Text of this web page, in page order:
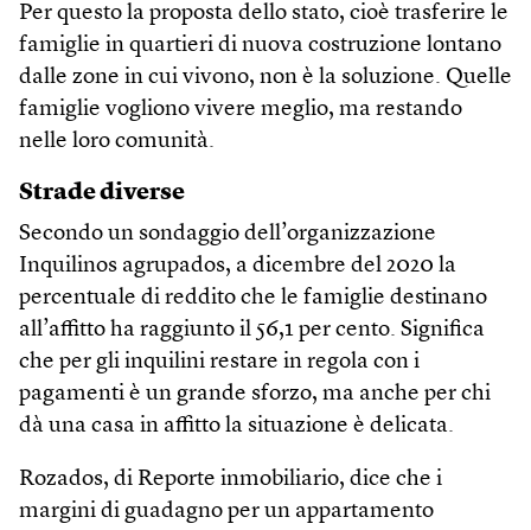
Per questo la proposta dello stato, cioè trasferire le
famiglie in quartieri di nuova costruzione lontano
dalle zone in cui vivono, non è la soluzione. Quelle
famiglie vogliono vivere meglio, ma restando
nelle loro comunità.
Strade diverse
Secondo un sondaggio dell’organizzazione
Inquilinos agrupados, a dicembre del 2020 la
percentuale di reddito che le famiglie destinano
all’affitto ha raggiunto il 56,1 per cento. Significa
che per gli inquilini restare in regola con i
pagamenti è un grande sforzo, ma anche per chi
dà una casa in affitto la situazione è delicata.
Rozados, di Reporte inmobiliario, dice che i
margini di guadagno per un appartamento